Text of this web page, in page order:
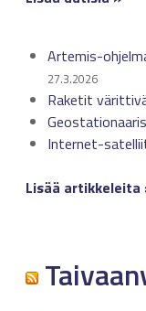
Artemis-
27.3.2026
Raketit
Internet-
Lisää artikkeleita